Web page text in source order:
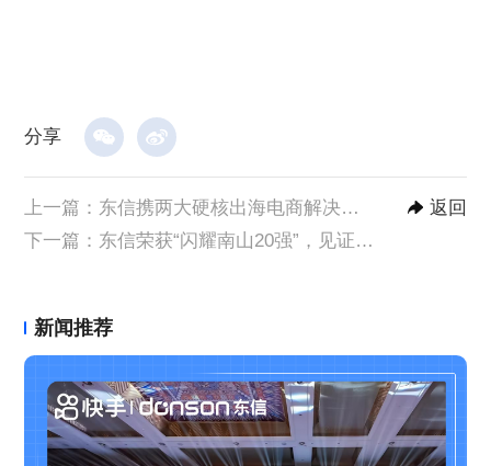
分享
上一篇：
东信携两大硬核出海电商解决方案出席“出海新引擎”峰会
下一篇：
东信荣获“闪耀南山20强”，见证南山GDP破万亿里程碑！
返回
新闻推荐